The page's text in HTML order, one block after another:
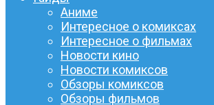
Аниме
Интересное о комиксах
Интересное о фильмах
Новости кино
Новости комиксов
Обзоры комиксов
Обзоры фильмов